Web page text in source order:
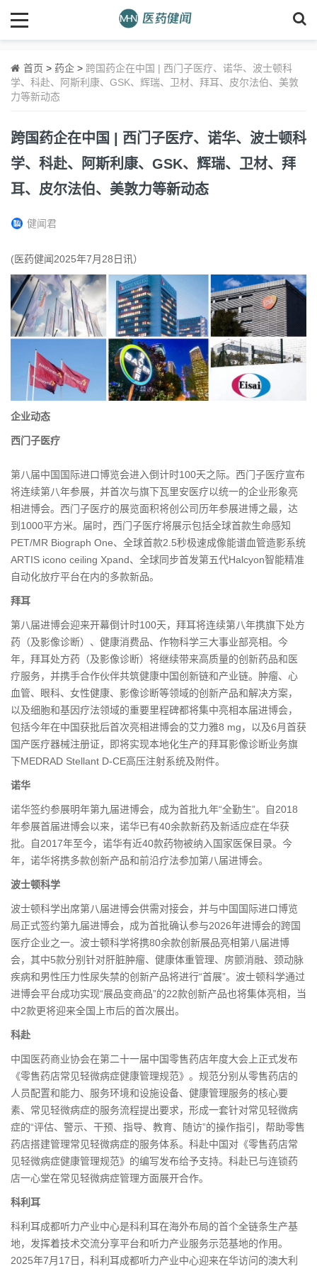
首页 > 药企 > 跨国药企在中国 | 西门子医疗、诺华、波士顿科
学、科赴、阿斯利康、GSK、辉瑞、卫材、拜耳、皮尔法伯、美敦
力等新动态
跨国药企在中国 | 西门子医疗、诺华、波士顿科
学、科赴、阿斯利康、GSK、辉瑞、卫材、拜
耳、皮尔法伯、美敦力等新动态
健闻君
(医药健闻2025年7月28日讯）
企业动态
西门子医疗
第八届中国国际进口博览会进入倒计时100天之际。西门子医疗宣布
将连续第八年参展，并首次与旗下瓦里安医疗以统一的企业形象亮
相进博会。西门子医疗的展览面积将创公司历年参展进博之最，达
到1000平方米。届时，西门子医疗将展示包括全球首款生命感知
PET/MR Biograph One、全球首款2.5秒极速成像能谱血管造影系统
ARTIS icono ceiling Xpand、全球同步首发第五代Halcyon智能精准
自动化放疗平台在内的多款新品。
拜耳
第八届进博会迎来开幕倒计时100天，拜耳将连续第八年携旗下处方
药（及影像诊断）、健康消费品、作物科学三大事业部亮相。今
年，拜耳处方药（及影像诊断）将继续带来高质量的创新药品和医
疗服务，并携手合作伙伴共筑健康中国创新链和产业链。肿瘤、心
血管、眼科、女性健康、影像诊断等领域的创新产品和解决方案，
以及细胞和基因疗法领域的重要里程碑都将集中亮相本届进博会，
包括今年在中国获批后首次亮相进博会的艾力雅8 mg，以及6月首获
国产医疗器械注册证，即将实现本地化生产的拜耳影像诊断业务旗
下MEDRAD Stellant D-CE高压注射系统及附件。
诺华
诺华签约参展明年第九届进博会，成为首批九年“全勤生”。自2018
年参展首届进博会以来，诺华已有40余款新药及新适应症在华获
批。自2017年至今，诺华有近40款药物被纳入国家医保目录。今
年，诺华将携多款创新产品和前沿疗法参加第八届进博会。
波士顿科学
波士顿科学出席第八届进博会供需对接会，并与中国国际进口博览
局正式签约第九届进博会，成为首批确认参与2026年进博会的跨国
医疗企业之一。波士顿科学将携80余款创新展品亮相第八届进博
会，其中5款分别针对肝脏肿瘤、健康体重管理、房颤消融、颈动脉
疾病和男性压力性尿失禁的创新产品将进行“首展”。波士顿科学通过
进博会平台成功实现“展品变商品”的22款创新产品也将集体亮相，当
中2款更将迎来全国上市后的首次展出。
科赴
中国医药商业协会在第二十一届中国零售药店年度大会上正式发布
《零售药店常见轻微病症健康管理规范》。规范分别从零售药店的
人员配置和能力、服务环境和设施设备、健康管理服务的核心要
素、常见轻微病症的服务流程提出要求，形成一套针对常见轻微病
症的“评估、警示、干预、指导、教育、随访”的操作指引，帮助零售
药店搭建管理常见轻微病症的服务体系。科赴中国对《零售药店常
见轻微病症健康管理规范》的编写发布给予支持。科赴已与连锁药
店一心堂在常见轻微病症管理方面展开合作。
科利耳
科利耳成都听力产业中心是科利耳在海外布局的首个全链条生产基
地，发挥着技术交流分享平台和听力产业服务示范基地的作用。
2025年7月17日，科利耳成都听力产业中心迎来在华访问的澳大利